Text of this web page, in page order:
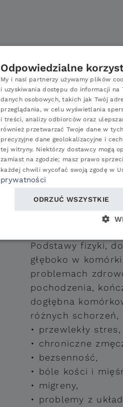
Terapia
leczniczych. Z
narząd człowieka
tych wartości są
Misy dźwiękowe
tonalnej oraz
do
Podstawy fizyki,
głęboko w
problemach
pochodzenia,
dogłębna
różnych schorzeń,
• przewlekły
• chroniczne
• bezsenność,
• bóle kości i
• migreny,
• problemy z
Odpowiedzialne
My i nasi partnerzy używamy plików
i uzyskiwania dostępu do informacji na
danych osobowych, takich jak Twój
przeglądania, w celu wyświetlania
i treści, analizy odbiorców oraz
również przetwarzać Twoje dane w
precyzyjne dane geolokalizacyjne i
tej witryny. Niektórzy dostawcy mogą
zamiast na zgodzie; masz prawo
każdej chwili wycofać swoją zgodę w
prywatności
ODRZUĆ WSZYSTKIE